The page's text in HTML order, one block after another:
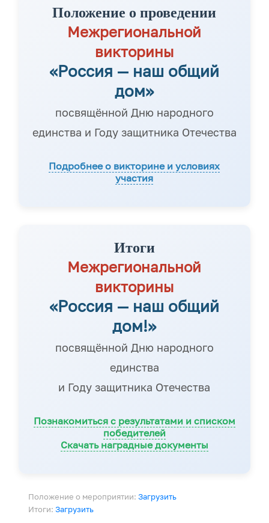
Положение о проведении
Межрегиональной
викторины
«Россия — наш общий
дом»
посвящённой Дню народного
единства и Году защитника Отечества
Подробнее о викторине и условиях
участия
Итоги
Межрегиональной
викторины
«Россия — наш общий
дом!»
посвящённой Дню народного
единства
и Году защитника Отечества
Познакомиться с результатами и списком
победителей
Скачать наградные документы
Положение о мероприятии: Загрузить
Итоги: Загрузить